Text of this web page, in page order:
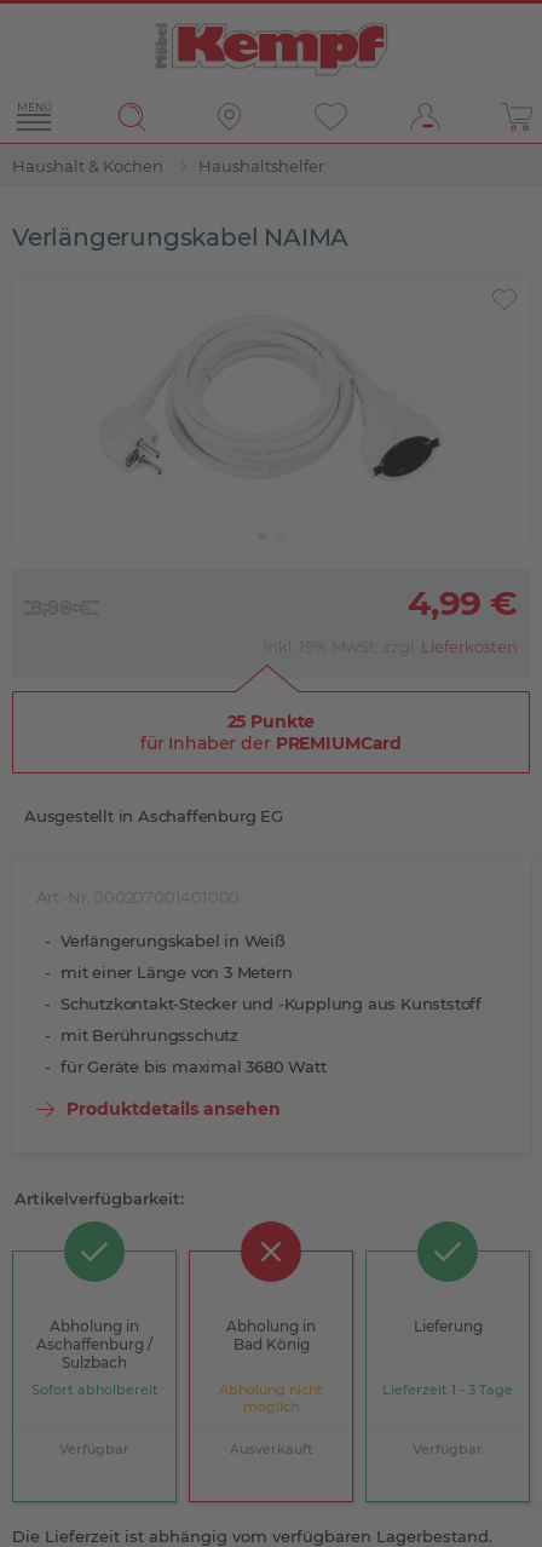
MENÜ
Haushalt & Kochen Haushaltshelfer
Verlängerungskabel NAIMA
Art.-Nr. 000207001401000
Verlängerungskabel in Weiß
mit einer Länge von 3 Metern
Schutzkontakt-Stecker und -Kupplung aus Kunststoff
mit Berührungsschutz
für Geräte bis maximal 3680 Watt
Produktdetails ansehen
Artikelverfügbarkeit:
Abholung in
Aschaffenburg /
Sulzbach
Sofort abholbereit
Verfügbar
Abholung in
Bad König
Abholung nicht
möglich
Ausverkauft
Lieferung
Lieferzeit 1 - 3 Tage
Verfügbar
Die Lieferzeit ist abhängig vom verfügbaren Lagerbestand.
4,99 €
inkl. 19% MwSt. zzgl. Lieferkosten
25 Punkte
für Inhaber der PREMIUMCard
Ausgestellt in Aschaffenburg EG